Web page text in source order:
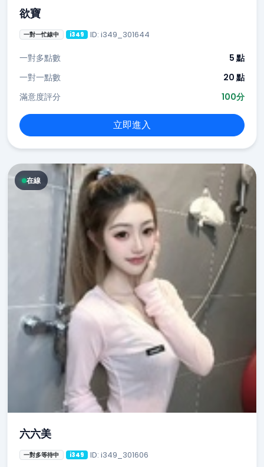
欲寶
一對一忙線中 i349 ID: i349_301644
一對多點數
5 點
一對一點數
20 點
滿意度評分
100分
立即進入
在線
六六美
一對多等待中 i349 ID: i349_301606